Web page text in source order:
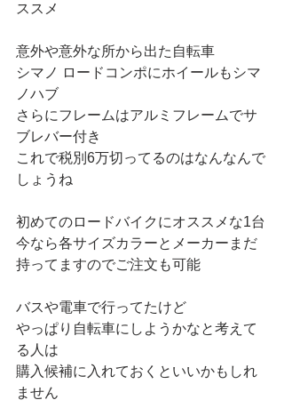
ススメ
意外や意外な所から出た自転車
シマノ ロードコンポにホイールもシマ
ノハブ
さらにフレームはアルミフレームでサ
ブレバー付き
これで税別6万切ってるのはなんなんで
しょうね
初めてのロードバイクにオススメな1台
今なら各サイズカラーとメーカーまだ
持ってますのでご注文も可能
バスや電車で行ってたけど
やっぱり自転車にしようかなと考えて
る人は
購入候補に入れておくといいかもしれ
ません